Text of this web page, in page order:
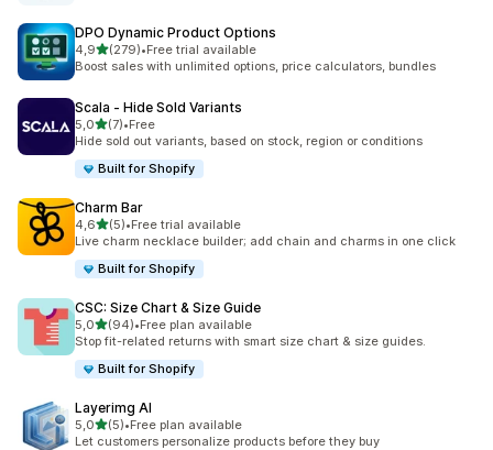
DPO Dynamic Product Options
4,9de 5 estrelas
(279)
279 total de avaliações
•Free trial available
Boost sales with unlimited options, price calculators, bundles
Scala ‑ Hide Sold Variants
5,0de 5 estrelas
(7)
7 total de avaliações
•Free
Hide sold out variants, based on stock, region or conditions
Built for Shopify
Charm Bar
4,6de 5 estrelas
(5)
5 total de avaliações
•Free trial available
Live charm necklace builder; add chain and charms in one click
Built for Shopify
CSC: Size Chart & Size Guide
5,0de 5 estrelas
(94)
94 total de avaliações
•Free plan available
Stop fit-related returns with smart size chart & size guides.
Built for Shopify
Layerimg AI
5,0de 5 estrelas
(5)
5 total de avaliações
•Free plan available
Let customers personalize products before they buy